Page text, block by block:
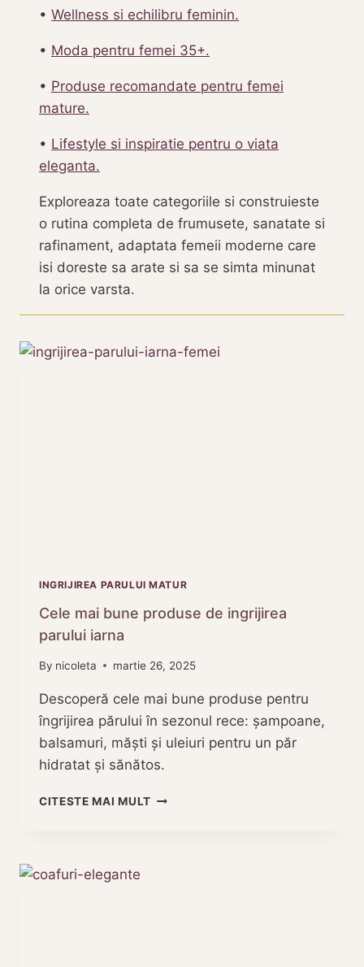
• Wellness si echilibru feminin.
• Moda pentru femei 35+.
• Produse recomandate pentru femei
mature.
• Lifestyle si inspiratie pentru o viata
eleganta.
Exploreaza toate categoriile si construieste
o rutina completa de frumusete, sanatate si
rafinament, adaptata femeii moderne care
isi doreste sa arate si sa se simta minunat
la orice varsta.
INGRIJIREA PARULUI MATUR
Cele mai bune produse de ingrijirea
parului iarna
By nicoleta martie 26, 2025
Descoperă cele mai bune produse pentru
îngrijirea părului în sezonul rece: șampoane,
balsamuri, măști și uleiuri pentru un păr
hidratat și sănătos.
CITESTE MAI MULTCELE